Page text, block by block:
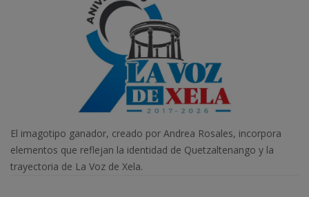
El imagotipo ganador, creado por Andrea Rosales, incorpora
elementos que reflejan la identidad de Quetzaltenango y la
trayectoria de La Voz de Xela.